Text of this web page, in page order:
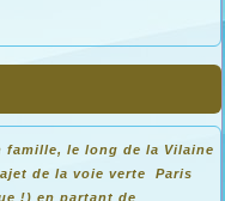
famille, le long de la Vilaine
de la voie verte Paris
!) en partant de